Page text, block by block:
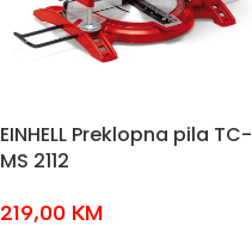
EINHELL Preklopna pila TC-
MS 2112
219,00 KM